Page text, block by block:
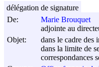
De:
Marie Brouquet
adjointe au
Objet:
dans le cadre des
dans la limite de
correspondances
délégation de signature